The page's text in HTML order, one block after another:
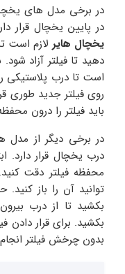
در برخی مدل های
در پایین یخچال قرار
یخچال هایر لازم است
دهید تا فیلتر آزاد
است تا درب پلاستیکی را
روی فیلتر جدید طوری
باید فیلتر را درون
در برخی دیگر از مدل
درب یخچال قرار دارد.
محفظه فیلتر دقت
بکشید تا از درب
بکشید. برای قرار دادن
بدون چرخش فیلتر